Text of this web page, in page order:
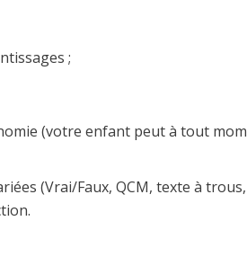
;
(votre enfant peut à tout
(Vrai/Faux, QCM, texte à